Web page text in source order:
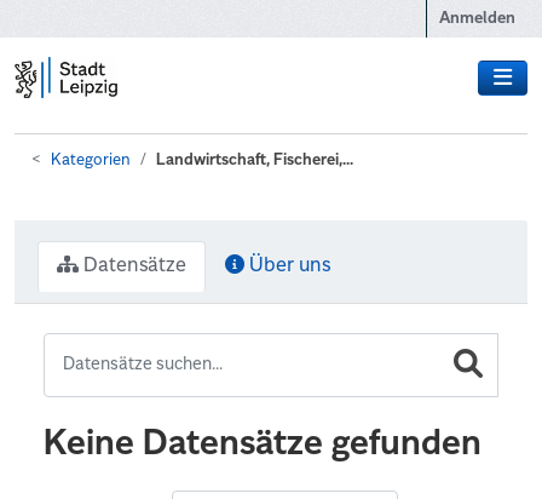
Anmelden
Kategorien Landwirtschaft, Fischerei,...
Datensätze Über uns
Keine Datensätze gefunden